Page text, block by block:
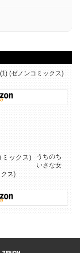
(ゼノンコミックス)
うちのち
いさな女
ス)